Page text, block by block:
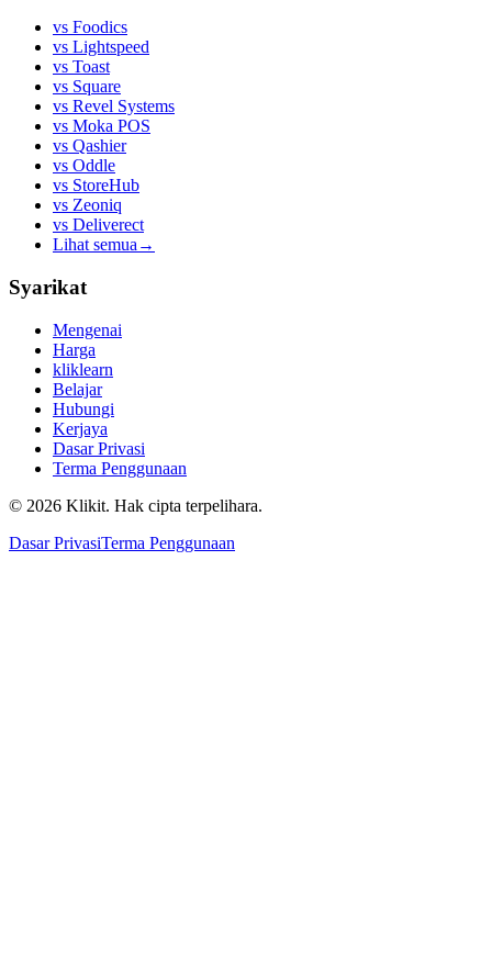
vs Foodics
vs Lightspeed
vs Toast
vs Square
vs Revel Systems
vs Moka POS
vs Qashier
vs Oddle
vs StoreHub
vs Zeoniq
vs Deliverect
Lihat semua →
Syarikat
Mengenai
Harga
kliklearn
Belajar
Hubungi
Kerjaya
Dasar Privasi
Terma Penggunaan
© 2026 Klikit. Hak cipta terpelihara.
Dasar PrivasiTerma Penggunaan